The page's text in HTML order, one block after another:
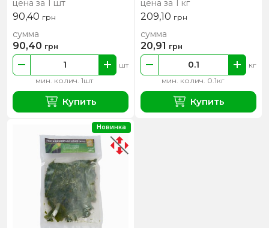
цена за 1 шт
90,40 грн
мин. колич. 1шт
шт
сумма
90,40 грн
Купить
цена за 1 кг
209,10 грн
мин. колич. 0.1кг
кг
сумма
20,91 грн
Купить
Новинка